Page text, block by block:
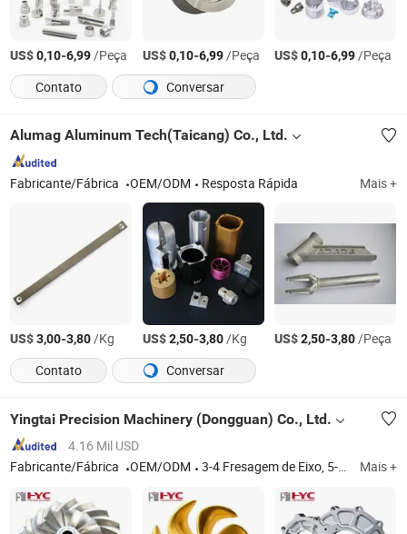
US$0,10-6,99/Peça US$0,10-6,99/Peça US$0,10-6,99/Peça
Contato
Conversar
Alumag Aluminum Tech(Taicang) Co., Ltd.
Fabricante/Fábrica OEM/ODM Resposta Rápida Mais +
US$3,00-3,80/Kg US$2,50-3,80/Kg US$2,50-3,80/Peça
Contato
Conversar
Yingtai Precision Machinery (Dongguan) Co., Ltd.
4.16 Mil USD
Fabricante/Fábrica
OEM/ODM 3-4 Fresagem de Eixo, 5-Axis Usinagem, Fresagem CNC, Torneamento CNC, Retificação, Corte a Fio, Inspeção CMM, Peças de Precisão, Peças de Alumínio, Peças de Aço Inoxidável, Peças de Aço Duro, Peças de Aço Carbono, Tita Mais +